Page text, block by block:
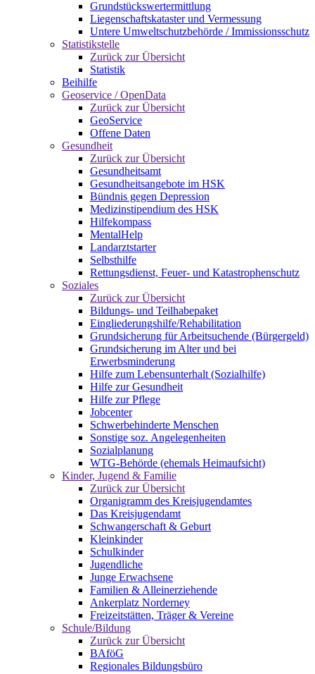
Grundstückswertermittlung
Liegenschaftskataster und Vermessung
Untere Umweltschutzbehörde / Immissionsschutz
Statistikstelle
Zurück zur Übersicht
Statistik
Beihilfe
Geoservice / OpenData
Zurück zur Übersicht
GeoService
Offene Daten
Gesundheit
Zurück zur Übersicht
Gesundheitsamt
Gesundheitsangebote im HSK
Bündnis gegen Depression
Medizinstipendium des HSK
Hilfekompass
MentalHelp
Landarztstarter
Selbsthilfe
Rettungsdienst, Feuer- und Katastrophenschutz
Soziales
Zurück zur Übersicht
Bildungs- und Teilhabepaket
Eingliederungshilfe/Rehabilitation
Grundsicherung für Arbeitsuchende (Bürgergeld)
Grundsicherung im Alter und bei
Erwerbsminderung
Hilfe zum Lebensunterhalt (Sozialhilfe)
Hilfe zur Gesundheit
Hilfe zur Pflege
Jobcenter
Schwerbehinderte Menschen
Sonstige soz. Angelegenheiten
Sozialplanung
WTG-Behörde (ehemals Heimaufsicht)
Kinder, Jugend & Familie
Zurück zur Übersicht
Organigramm des Kreisjugendamtes
Das Kreisjugendamt
Schwangerschaft & Geburt
Kleinkinder
Schulkinder
Jugendliche
Junge Erwachsene
Familien & Alleinerziehende
Ankerplatz Norderney
Freizeitstätten, Träger & Vereine
Schule/Bildung
Zurück zur Übersicht
BAföG
Regionales Bildungsbüro